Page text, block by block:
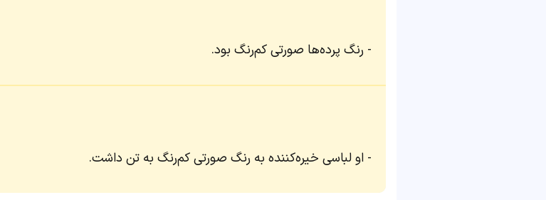
رنگ پرده‌ها صورتی کم‌رنگ بود.
او لباسی خیره‌کننده به رنگ صورتی کم‌رنگ به تن داشت.